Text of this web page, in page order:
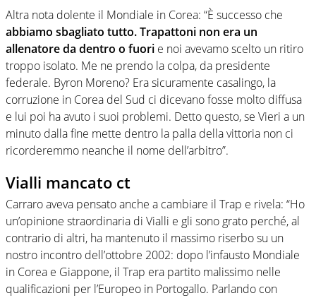
Altra nota dolente il Mondiale in Corea: “È successo che
abbiamo sbagliato tutto. Trapattoni non era un
allenatore da dentro o fuori e noi avevamo scelto un ritiro
troppo isolato. Me ne prendo la colpa, da presidente
federale. Byron Moreno? Era sicuramente casalingo, la
corruzione in Corea del Sud ci dicevano fosse molto diffusa
e lui poi ha avuto i suoi problemi. Detto questo, se Vieri a un
minuto dalla fine mette dentro la palla della vittoria non ci
ricorderemmo neanche il nome dell’arbitro”.
Vialli mancato ct
Carraro aveva pensato anche a cambiare il Trap e rivela: “Ho
un’opinione straordinaria di Vialli e gli sono grato perché, al
contrario di altri, ha mantenuto il massimo riserbo su un
nostro incontro dell’ottobre 2002: dopo l’infausto Mondiale
in Corea e Giappone, il Trap era partito malissimo nelle
qualificazioni per l’Europeo in Portogallo. Parlando con